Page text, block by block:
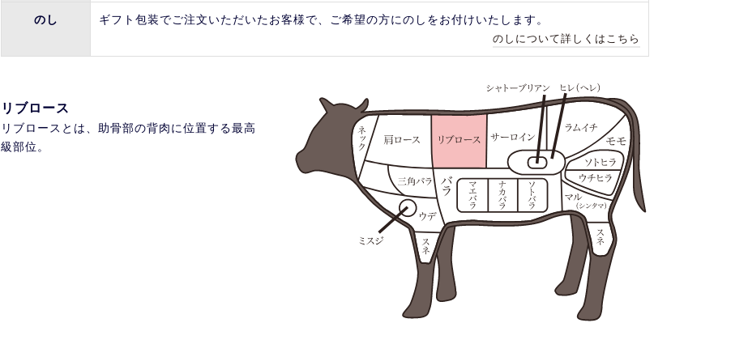
のし ギフト包装でご注文いただいたお客様で、ご希望の方にのしをお付けいたします。
のしについて詳しくはこちら
リブロース
リブロースとは、助骨部の背肉に位置する最高
級部位。